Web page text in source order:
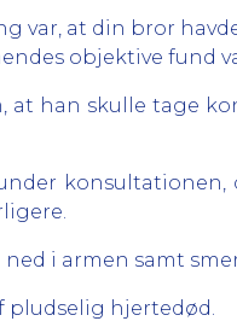
var, at din bror
objektive fund
han skulle tage
konsultationen,
i armen samt
pludselig hjertedød.